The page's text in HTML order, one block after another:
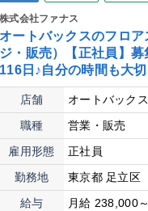
株式会社ファナス
オートバックスのフロア
ジ・販売）【正社員】募
116日♪自分の時間も大切
店舗
オートバック
職種
営業・販売
雇用形態
正社員
勤務地
東京都 足立区
給与
月給 238,000